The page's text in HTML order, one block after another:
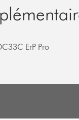
ErP Pro